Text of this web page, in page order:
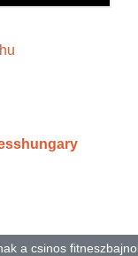
a csinos